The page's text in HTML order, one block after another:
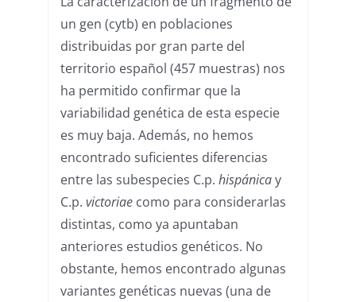
un gen (cytb) en poblaciones
distribuidas por gran parte del
territorio español (457 muestras) nos
ha permitido confirmar que la
variabilidad genética de esta especie
es muy baja. Además, no hemos
encontrado suficientes diferencias
entre las subespecies C.p. hispánicay
C.p. victoriaecomo para considerarlas
distintas, como ya apuntaban
anteriores estudios genéticos. No
obstante, hemos encontrado algunas
variantes genéticas nuevas (una de